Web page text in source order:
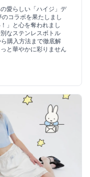
愛らしい「ハイジ」デ
コラボを果たしまし
」と心を奪われまし
なステンレスボトル
購入方法まで徹底解
と華やかに彩りません